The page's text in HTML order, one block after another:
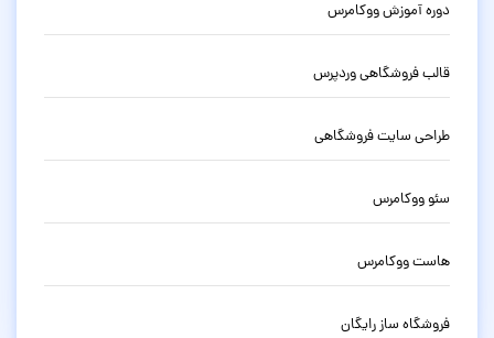
دوره آموزش ووکامرس
قالب فروشگاهی وردپرس
طراحی سایت فروشگاهی
سئو ووکامرس
هاست ووکامرس
فروشگاه ساز رایگان